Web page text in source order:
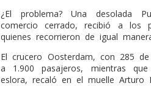
¿El problema? Una desolada
comercio cerrado, recibió a los
quienes recorrieron de igual
El crucero Oosterdam, con 285
a 1.900 pasajeros, mientras
eslora, recaló en el muelle Arturo